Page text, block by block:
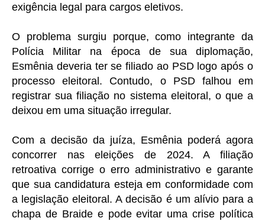
exigência legal para cargos eletivos.
O problema surgiu porque, como integrante da
Polícia Militar na época de sua diplomação,
Esmênia deveria ter se filiado ao PSD logo após o
processo eleitoral. Contudo, o PSD falhou em
registrar sua filiação no sistema eleitoral, o que a
deixou em uma situação irregular.
Com a decisão da juíza, Esmênia poderá agora
concorrer nas eleições de 2024. A filiação
retroativa corrige o erro administrativo e garante
que sua candidatura esteja em conformidade com
a legislação eleitoral. A decisão é um alívio para a
chapa de Braide e pode evitar uma crise política